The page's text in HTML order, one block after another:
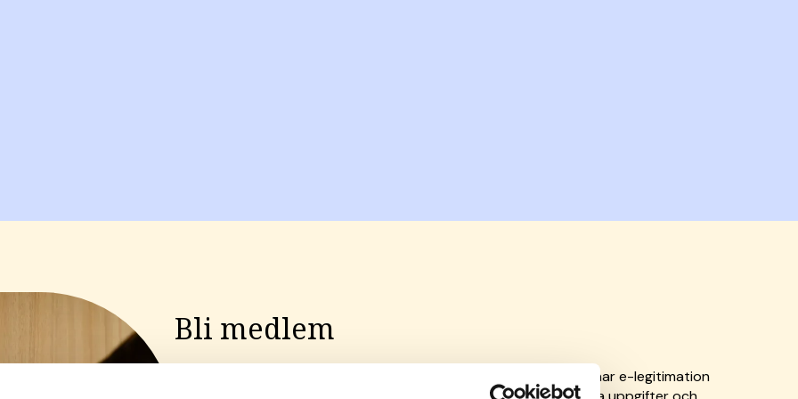
Bli medlem
Inträdesansökan till HRAK måste vara undertecknad. Om du inte har e-legitimation